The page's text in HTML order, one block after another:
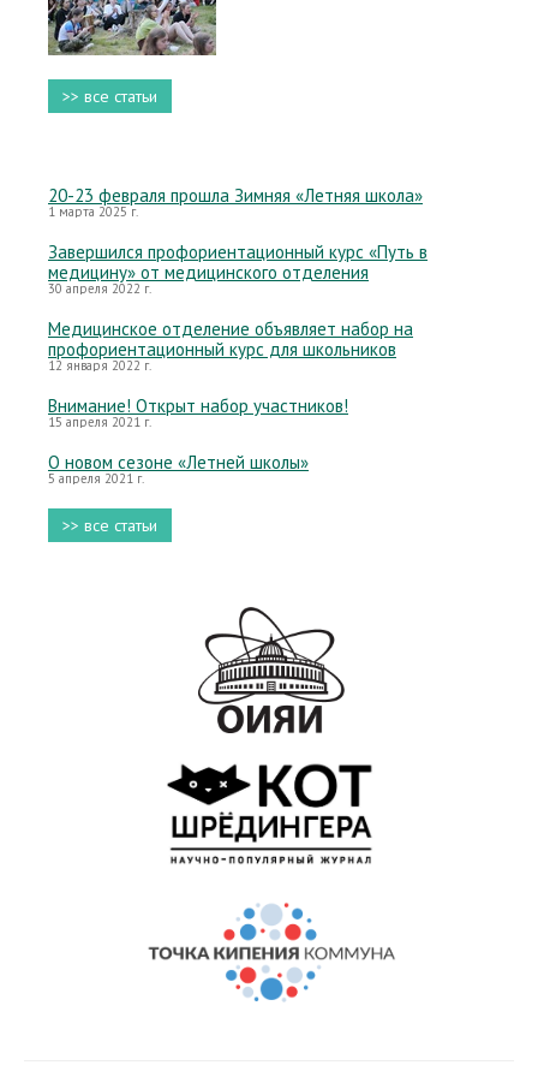
>> все статьи
20-23 февраля прошла Зимняя «Летняя школа»
1 марта 2025 г.
Завершился профориентационный курс «Путь в
медицину» от медицинского отделения
30 апреля 2022 г.
Медицинское отделение объявляет набор на
профориентационный курс для школьников
12 января 2022 г.
Внимание! Открыт набор участников!
15 апреля 2021 г.
О новом сезоне «Летней школы»
5 апреля 2021 г.
>> все статьи